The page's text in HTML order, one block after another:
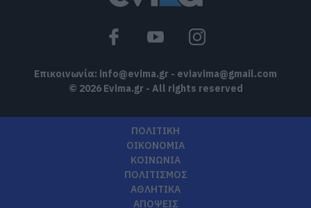
Επικοινωνία: info@evima.gr - eviavima@gmail.com
© 2026 Evima.gr - All rights reserved
ΠΟΛΙΤΙΚΗ
ΟΙΚΟΝΟΜΙΑ
ΚΟΙΝΩΝΙΑ
ΠΟΛΙΤΙΣΜΟΣ
ΑΘΛΗΤΙΚΑ
ΑΠΟΨΕΙΣ